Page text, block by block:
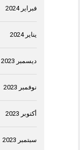
فبراير 2024
يناير 2024
ديسمبر 2023
نوفمبر 2023
أكتوبر 2023
سبتمبر 2023